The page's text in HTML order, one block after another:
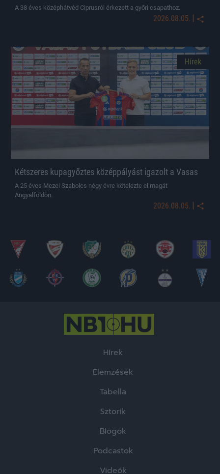
A 38 éves középhátvéd Ciprusról érkezett a győri csapathoz.
2026.08.05. |
Hírek
Kétszeres kupagyőztes középpályást igazolt a Vasas
A 25 éves Mezei Szabolcs négy évre kötelezte el magát
Angyalföldön.
2026.08.05. |
Hírek
Elemzések
Tabella
Sztorik
Blogok
Podcastok
Videók